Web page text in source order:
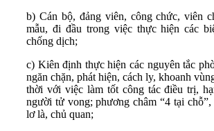
b) Cán bộ, đảng viên, công chức, viên
mẫu, đi đầu trong việc thực hiện các
chống dịch;
c) Kiên định thực hiện các nguyên tắc
ngăn chặn, phát hiện, cách ly, khoanh
thời với việc làm tốt công tác điều trị,
người tử vong; phương châm “4 tại
lơ là, chủ quan;